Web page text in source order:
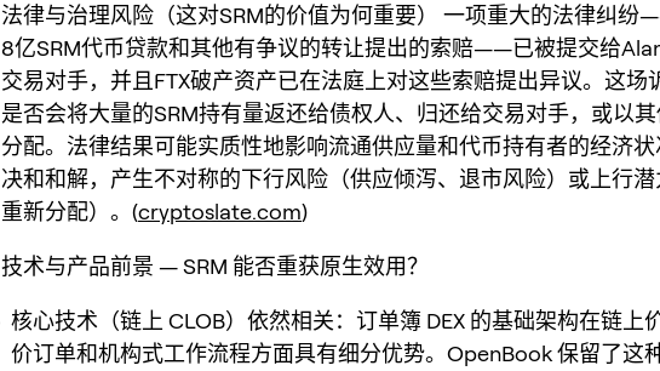
法律与治理风险（这对SRM的价值为何重要） 一项重大的法律纠纷
8亿SRM代币贷款和其他有争议的转让提出的索赔——已被提交给
交易对手，并且FTX破产资产已在法庭上对这些索赔提出异议。这场
是否会将大量的SRM持有量返还给债权人、归还给交易对手，或以
分配。法律结果可能实质性地影响流通供应量和代币持有者的经济
决和和解，产生不对称的下行风险（供应倾泻、退市风险）或上行
重新分配）。(cryptoslate.com)
技术与产品前景 — SRM 能否重获原生效用？
核心技术（链上 CLOB）依然相关：订单簿 DEX 的基础架构在链上
价订单和机构式工作流程方面具有细分优势。OpenBook 保留了这